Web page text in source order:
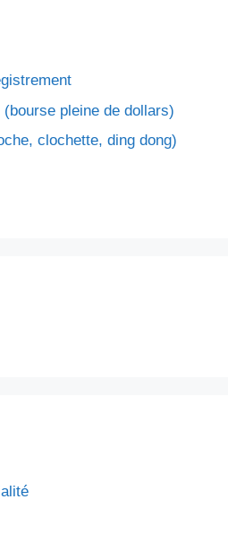
(bourse pleine de dollars)
clochette, ding dong)